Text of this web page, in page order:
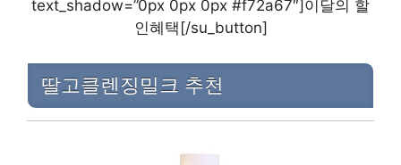
text_shadow=”0px 0px 0px #f72a67″]이달의 할
인혜택[/su_button]
딸고클렌징밀크 추천